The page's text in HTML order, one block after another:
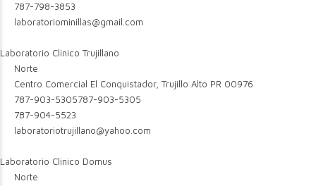
787-798-3853
laboratoriominillas@gmail.com
Laboratorio Clinico Trujillano
Norte
Centro Comercial El Conquistador, Trujillo Alto PR 00976
787-903-5305787-903-5305
787-904-5523
laboratoriotrujillano@yahoo.com
Laboratorio Clinico Domus
Norte